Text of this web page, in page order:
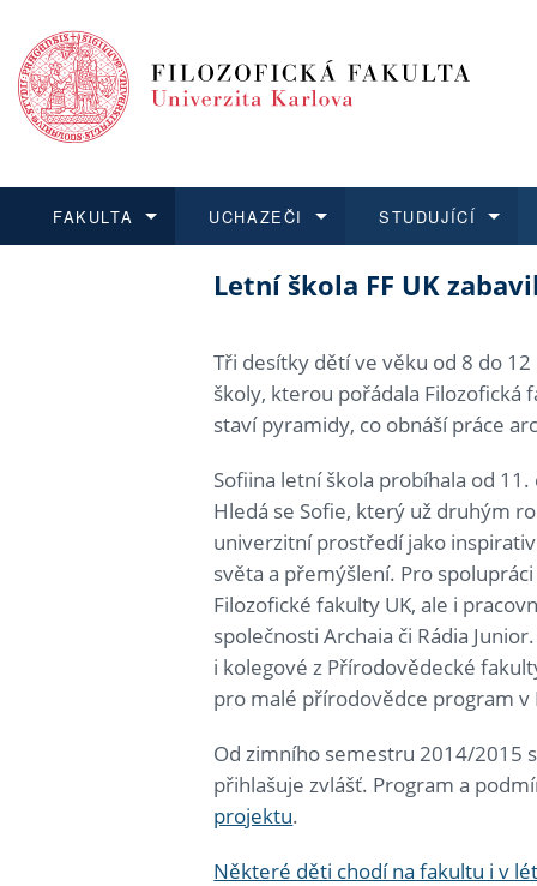
FAKULTA
Struktura a historie
Strategie a další
Podpora a benefity pro
Absolventi fakulty
Fakultní školy FF UK
UCHAZEČI
Co studovat a jak se
Učitelské studijní
Informace k průběhu
STUDUJÍCÍ
Bakalářské a magisterské
Doktorské studium
Rigorózní řízení
O vědě a výzkumu na FF
Akademické kvalifikace
Granty a projekty
Aktuální nabídky a
Vyjíždějící studenti
Přijíždějící studenti
Vyjíždějící zaměstnanci
Letní škola FF UK
Tři desítky dětí ve věku od 8 do
školy, kterou pořádala Filozofická
staví pyramidy, co obnáší práce
Sofiina letní škola probíhala od
Hledá se Sofie, který už druhým
univerzitní prostředí jako
světa a přemýšlení. Pro
Filozofické fakulty UK, ale i
společnosti Archaia či Rádia
i kolegové z Přírodovědecké
pro malé přírodovědce program v
Od zimního semestru 2014/2015
přihlašuje zvlášť. Program a
projektu.
Některé děti chodí na fakultu i v